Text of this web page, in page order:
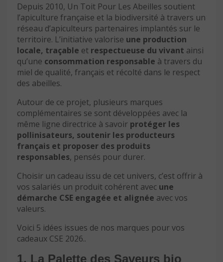
Depuis 2010, Un Toit Pour Les Abeilles soutient
l’apiculture française et la biodiversité à travers un
réseau d’apiculteurs partenaires implantés sur le
territoire. L’initiative valorise une production
locale, traçable et respectueuse du vivant ainsi
qu’une consommation responsable à travers du
miel de qualité, français et récolté dans le respect
des abeilles.
Autour de ce projet, plusieurs marques
complémentaires se sont développées avec la
même ligne directrice à savoir protéger les
pollinisateurs, soutenir les producteurs
français et proposer des produits
responsables, pensés pour durer.
Choisir un cadeau issu de cet univers, c’est offrir à
vos salariés un produit cohérent avec une
démarche CSE engagée et alignée avec vos
valeurs.
Voici 5 idées issues de nos marques pour vos
cadeaux CSE 2026..
1. La Palette des Saveurs bio